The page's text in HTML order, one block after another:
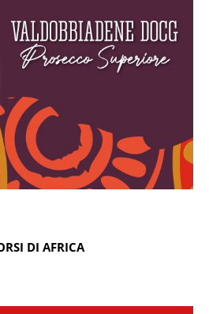
DI AFRICA